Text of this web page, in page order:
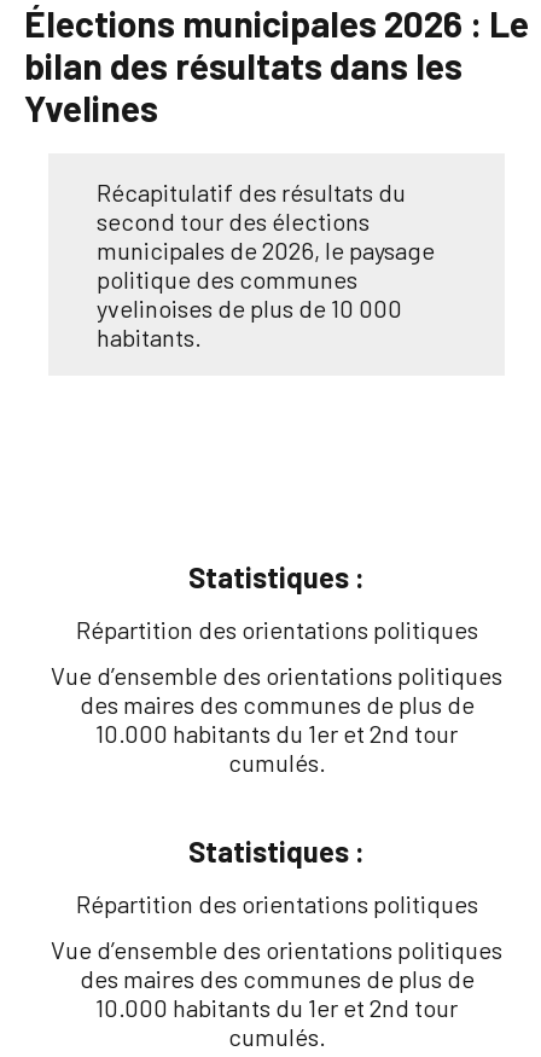
Élections municipales 2026 : Le
bilan des résultats dans les
Yvelines
Récapitulatif des résultats du
second tour des élections
municipales de 2026, le paysage
politique des communes
yvelinoises de plus de 10 000
habitants.
Statistiques :
Répartition des orientations politiques
Vue d’ensemble des orientations politiques
des maires des communes de plus de
10.000 habitants du 1er et 2nd tour
cumulés.
Statistiques :
Répartition des orientations politiques
Vue d’ensemble des orientations politiques
des maires des communes de plus de
10.000 habitants du 1er et 2nd tour
cumulés.